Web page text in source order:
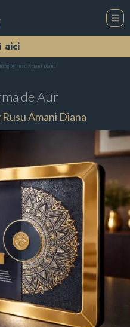
aici
by Rusu Amani Diana
de Aur
Amani Diana